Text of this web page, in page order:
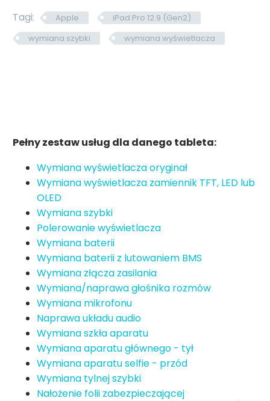
Tagi: Apple
iPad Pro 12.9 (Gen2)
wymiana szybki
wymiana wyświetlacza
Pełny zestaw usług dla danego tableta:
Wymiana wyświetlacza oryginał
Wymiana wyświetlacza zamiennik TFT, LED lub
OLED
Wymiana szybki
Polerowanie wyświetlacza
Wymiana baterii
Wymiana baterii z lutowaniem BMS
Wymiana złącza zasilania
Wymiana/naprawa głośnika rozmów
Wymiana mikrofonu
Naprawa układu audio
Wymiana szkła aparatu
Wymiana aparatu głównego - tył
Wymiana aparatu selfie - przód
Wymiana tylnej szybki
Nałożenie folii zabezpieczającej